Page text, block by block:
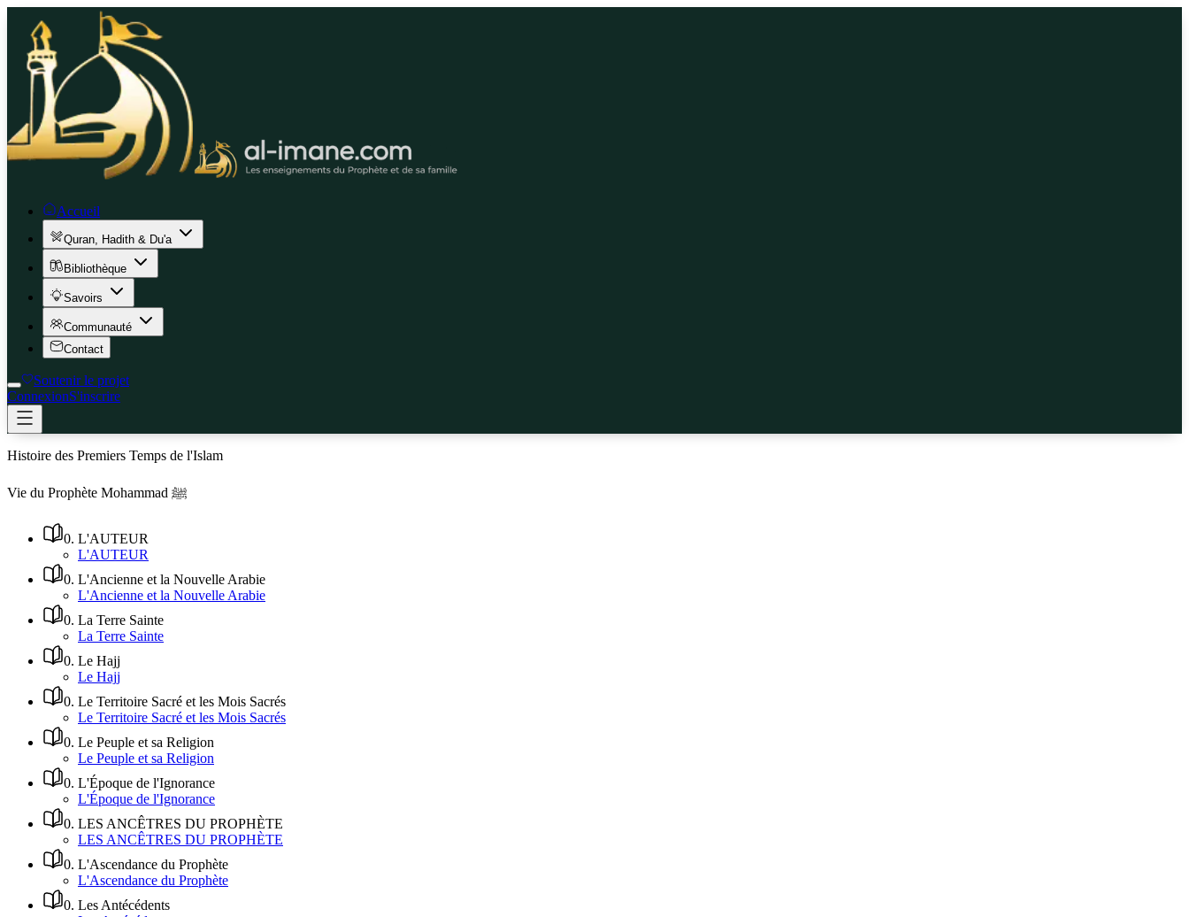
Accueil
Quran, Hadith & Du'a
Bibliothèque
Savoirs
Communauté
Contact
Soutenir le projet
ConnexionS'inscrire
Histoire des Premiers Temps de l'Islam
Vie du Prophète Mohammad ﷺ
0. L'AUTEUR
L'AUTEUR
0. L'Ancienne et la Nouvelle Arabie
L'Ancienne et la Nouvelle Arabie
0. La Terre Sainte
La Terre Sainte
0. Le Hajj
Le Hajj
0. Le Territoire Sacré et les Mois Sacrés
Le Territoire Sacré et les Mois Sacrés
0. Le Peuple et sa Religion
Le Peuple et sa Religion
0. L'Époque de l'Ignorance
L'Époque de l'Ignorance
0. LES ANCÊTRES DU PROPHÈTE
LES ANCÊTRES DU PROPHÈTE
0. L'Ascendance du Prophète
L'Ascendance du Prophète
0. Les Antécédents